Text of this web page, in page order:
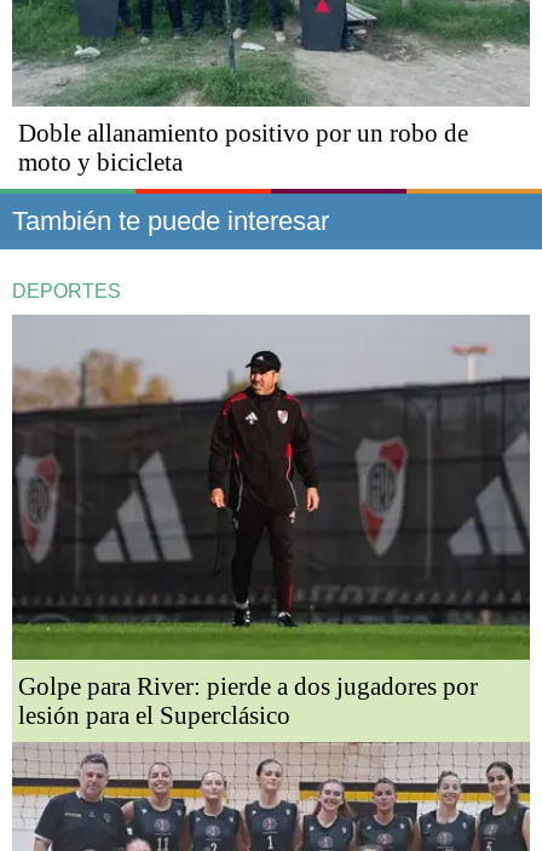
Doble allanamiento positivo por un robo de
moto y bicicleta
También te puede interesar
DEPORTES
Golpe para River: pierde a dos jugadores por
lesión para el Superclásico